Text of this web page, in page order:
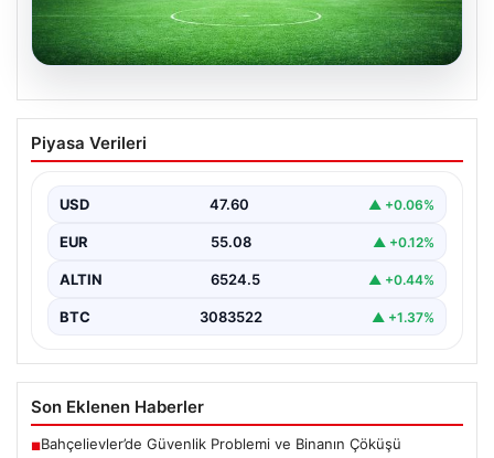
04.08.2026
CANLI | Sparta Prag – Olympique Lyon
Canlı Maç Anlatımı
Piyasa Verileri
USD 47.60 ▲ +0.06%
EUR 55.08 ▲ +0.12%
ALTIN 6524.5 ▲ +0.44%
BTC 3083522 ▲ +1.37%
Son Eklenen Haberler
■Bahçelievler’de Güvenlik Problemi ve Binanın Çöküşü